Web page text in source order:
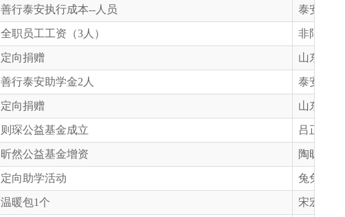
善行泰安执行成本--人员 泰安市慈
全职员工工资（3人） 非限定
定向捐赠 山东天硕
善行泰安助学金2人 泰安市慈
定向捐赠 山东天硕
则琛公益基金成立 吕正则、
昕然公益基金增资 陶昕然同
定向助学活动 兔兔英语
温暖包1个 宋宏老师